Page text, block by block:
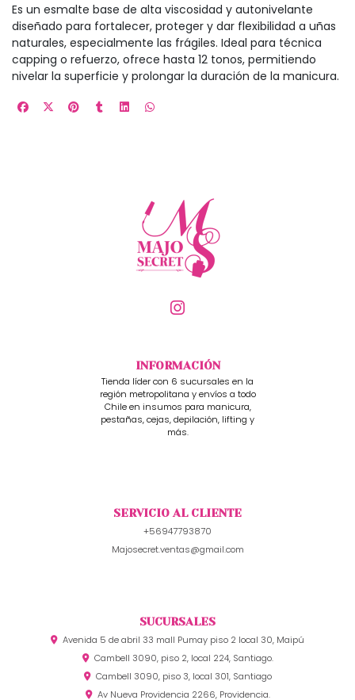
Es un esmalte base de alta viscosidad y autonivelante
diseñado para fortalecer, proteger y dar flexibilidad a uñas
naturales, especialmente las frágiles. Ideal para técnica
capping o refuerzo, ofrece hasta 12 tonos, permitiendo
nivelar la superficie y prolongar la duración de la manicura.
INFORMACIÓN
Tienda líder con 6 sucursales en la
región metropolitana y envíos a todo
Chile en insumos para manicura,
pestañas, cejas, depilación, lifting y
más.
SERVICIO AL CLIENTE
+56947793870
Majosecret.ventas@gmail.com
SUCURSALES
Avenida 5 de abril 33 mall Pumay piso 2 local 30, Maipú
Cambell 3090, piso 2, local 224, Santiago.
Cambell 3090, piso 3, local 301, Santiago
Av Nueva Providencia 2266, Providencia.